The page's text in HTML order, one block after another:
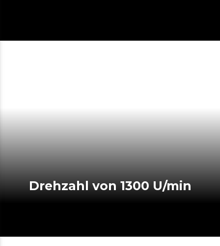
Drehzahl von 1300 U/min